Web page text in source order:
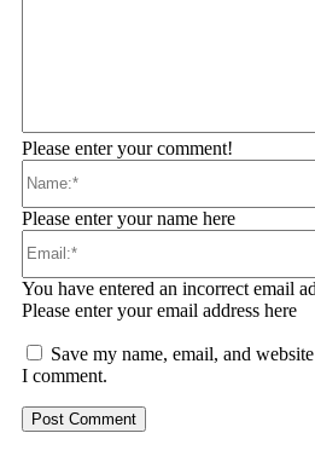
Please enter your comment!
Please enter your name here
You have entered an incorrect email
Please enter your email address here
Save my name, email, and
I comment.